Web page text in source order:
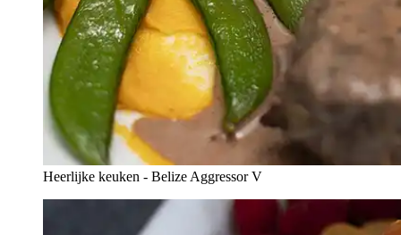
Heerlijke keuken - Belize Aggressor V